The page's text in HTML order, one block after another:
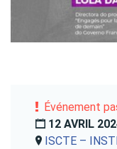
Événement
12 AVRIL
ISCTE –